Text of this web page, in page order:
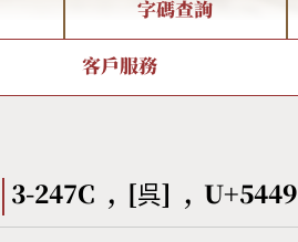
全字庫現況
字碼查詢
部件查詢
拼音查詢
造字解決方案
字形下載
客戶服務
3-247C , [呉] , U+5449